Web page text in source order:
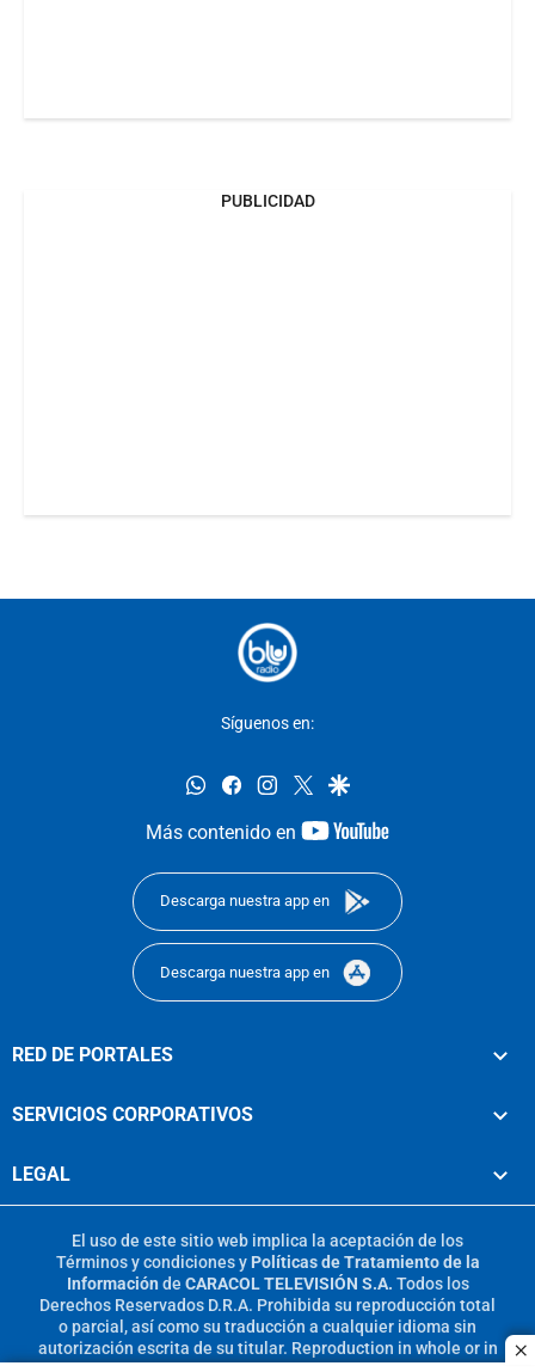
PUBLICIDAD
Síguenos en:
whatsappfacebookinstagram
twittergoogle
Más contenido en
youtube-
Descarga nuestra app en
Descarga nuestra app en
RED DE PORTALES
SERVICIOS CORPORATIVOS
LEGAL
El uso de este sitio web implica la aceptación de los
Términos y condicionesy Políticas de Tratamiento de la
Información de CARACOL TELEVISIÓN S.A. Todos los
Derechos Reservados D.R.A. Prohibida su reproducción total
o parcial, así como su traducción a cualquier idioma sin
autorización escrita de su titular. Reproduction in whole or in